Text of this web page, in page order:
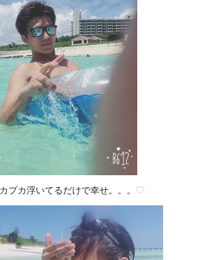
プカ浮いてるだけで幸せ。。。 ♡